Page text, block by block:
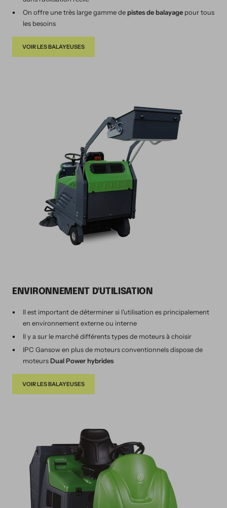
On offre une très large gamme de pistes de balayage pour tous
les besoins
VOIR LES BALAYEUSES
ENVIRONNEMENT D'UTILISATION
Il est important de déterminer si l'utilisation es principalement
en environnement externe ou interne
Il y a sur le marché différents types de moteurs à choisir
IPC Gansow en plus de moteurs conventionnels dispose de
moteursDual Power hybrides
VOIR LES BALAYEUSES